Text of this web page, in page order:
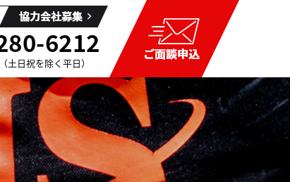
6212
土日祝を除く平日）
フランチャイズ加盟店社長の声
スタッフブログ